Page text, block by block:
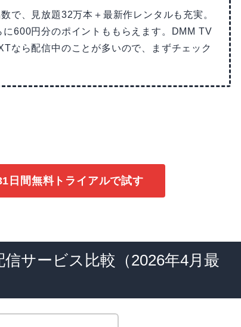
で、見放題32万本＋最新作レンタルも充実。
600円分のポイントももらえます。DMM TV
なら配信中のことが多いので、まずチェック
日間無料トライアルで試す
信サービス比較（2026年4月最